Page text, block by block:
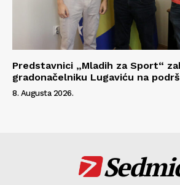
Predstavnici „Mladih za Sport“
gradonačelniku Lugaviću na
8. Augusta 2026.